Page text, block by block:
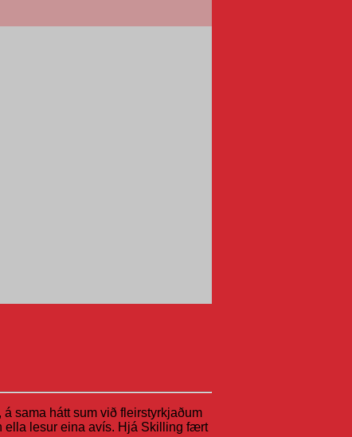
sama hátt sum við fleirstyrkjaðum
ella lesur eina avís. Hjá Skilling fært